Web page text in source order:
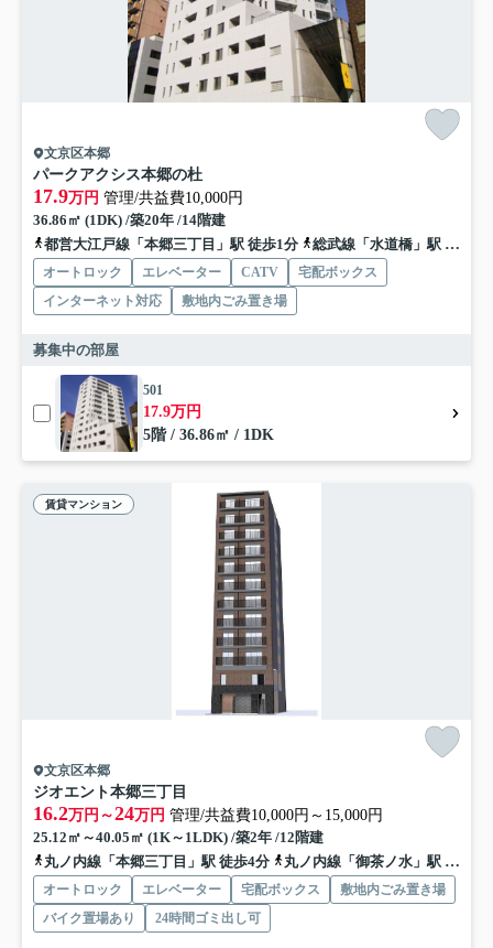
文京区本郷
パークアクシス本郷の杜
17.9万円 管理/共益費10,000円
36.86㎡ (1DK) /築20年 /14階建
都営大江戸線「本郷三丁目」駅 徒歩1分
総武線「水道橋」駅 徒歩15分
オートロック エレベーター CATV
宅配ボックス
インターネット対応
敷地内ごみ置き場
募集中の部屋
501
17.9万円
5階 / 36.86㎡ / 1DK
賃貸マンション
文京区本郷
ジオエント本郷三丁目
16.2万円～24万円 管理/共益費10,000円～15,000円
25.12㎡～40.05㎡ (1K～1LDK) /築2年 /12階建
丸ノ内線「本郷三丁目」駅 徒歩4分
丸ノ内線「御茶ノ水」駅 徒歩9分
オートロック エレベーター 宅配ボックス
敷地内ごみ置き場
バイク置場あり
24時間ゴミ出し可